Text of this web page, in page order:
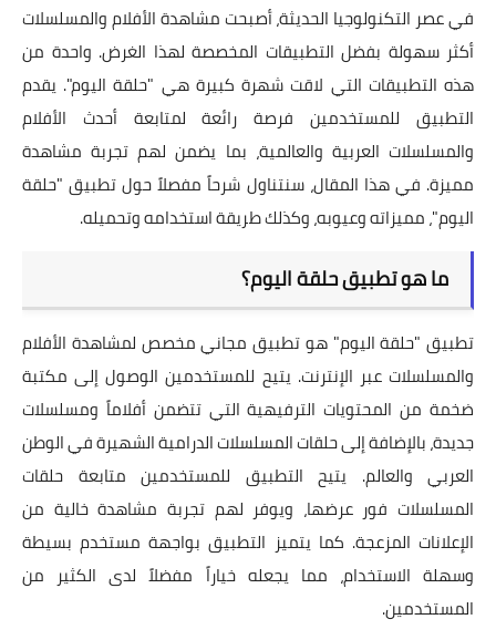
في عصر التكنولوجيا الحديثة، أصبحت مشاهدة الأفلام والمسلسلات
أكثر سهولة بفضل التطبيقات المخصصة لهذا الغرض. واحدة من
هذه التطبيقات التي لاقت شهرة كبيرة هي "حلقة اليوم". يقدم
التطبيق للمستخدمين فرصة رائعة لمتابعة أحدث الأفلام
والمسلسلات العربية والعالمية، بما يضمن لهم تجربة مشاهدة
مميزة. في هذا المقال، سنتناول شرحاً مفصلاً حول تطبيق "حلقة
اليوم"، مميزاته وعيوبه، وكذلك طريقة استخدامه وتحميله.
ما هو تطبيق حلقة اليوم؟
تطبيق "حلقة اليوم" هو تطبيق مجاني مخصص لمشاهدة الأفلام
والمسلسلات عبر الإنترنت. يتيح للمستخدمين الوصول إلى مكتبة
ضخمة من المحتويات الترفيهية التي تتضمن أفلاماً ومسلسلات
جديدة، بالإضافة إلى حلقات المسلسلات الدرامية الشهيرة في الوطن
العربي والعالم. يتيح التطبيق للمستخدمين متابعة حلقات
المسلسلات فور عرضها، ويوفر لهم تجربة مشاهدة خالية من
الإعلانات المزعجة. كما يتميز التطبيق بواجهة مستخدم بسيطة
وسهلة الاستخدام، مما يجعله خياراً مفضلاً لدى الكثير من
المستخدمين.